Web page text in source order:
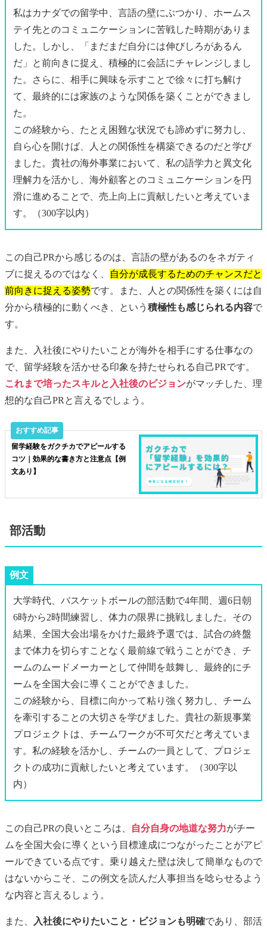
私はカナダでの留学中、言語の壁にぶつかり、ホームス
テイ先とのコミュニケーションに苦戦した時期がありま
した。しかし、「まだまだ自分には伸びしろがあるん
だ」と前向きに捉え、積極的に会話にチャレンジしまし
た。さらに、相手に興味を示すことで徐々に打ち解け
て、最終的には家族のような関係を築くことができまし
た。
この経験から、たとえ困難な状況でも諦めずに努力し、
自ら心を開けば、人との関係性を構築できるのだと学び
ました。貴社の海外事業において、私の語学力と異文化
理解力を活かし、海外顧客とのコミュニケーションを円
滑に進めることで、売上向上に貢献したいと考えていま
す。（300字以内）
この自己PRから感じるのは、言語の壁があるのをネガティ
ブに捉えるのではなく、
自分が成長するためのチャンスだと
前向きに捉える姿勢です。また、人との関係性を築くには自
分から積極的に動くべき、という 積極性も感じられる内容で
す。
また、入社後にやりたいことが海外を相手にする仕事なの
で、留学経験を活かせる印象を持たせられる自己PRです。
これまで培ったスキルと入社後のビジョンがマッチした、理
想的な自己PRと言えるでしょう。
留学経験をガクチカでアピールする
コツ｜効果的な書き方と注意点【例
文あり】
部活動
例文
大学時代、バスケットボールの部活動で4年間、週6日朝
6時から2時間練習し、体力の限界に挑戦しました。その
結果、全国大会出場をかけた最終予選では、試合の終盤
まで体力を切らすことなく最前線で戦うことができ、チ
ームのムードメーカーとして仲間を鼓舞し、最終的にチ
ームを全国大会に導くことができました。
この経験から、目標に向かって粘り強く努力し、チーム
を牽引することの大切さを学びました。貴社の新規事業
プロジェクトは、チームワークが不可欠だと考えていま
す。私の経験を活かし、チームの一員として、プロジェ
クトの成功に貢献したいと考えています。（300字以
内）
この自己PRの良いところは、 自分自身の地道な努力がチー
ムを全国大会に導くという目標達成につながったことがアピ
ールできている点です。乗り越えた壁は決して簡単なもので
はないからこそ、この例文を読んだ人事担当を唸らせるよう
な内容と言えるしょう。
また、 入社後にやりたいこと・ビジョンも明確であり、部活